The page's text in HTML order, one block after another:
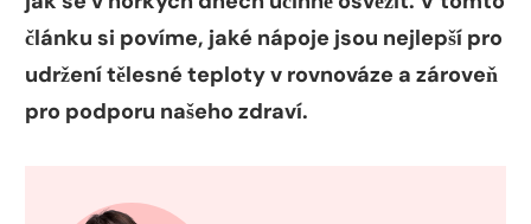
článku si povíme, jaké nápoje jsou nejlepší pro
udržení tělesné teploty v rovnováze a zároveň
pro podporu našeho zdraví.